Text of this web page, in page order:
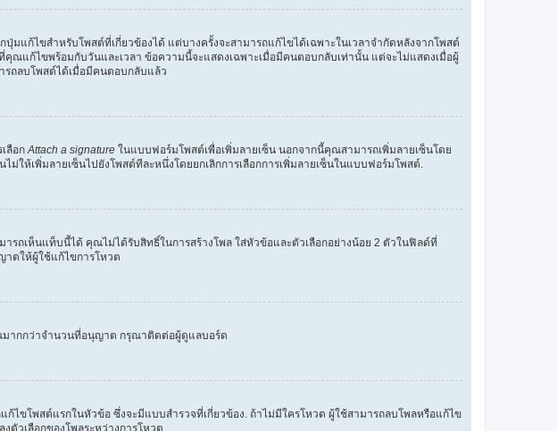
ก้ไขสำหรับโพสต์ที่เกี่ยวข้องได้ แต่บางครั้งจะสามารถแก้ไขได้เฉพาะในเวลาจำกัดหลังจากโพสต์
แก้ไขพร้อมกับวันและเวลา ข้อความนี้จะแสดงเฉพาะเมื่อมีคนตอบกลับเท่านั้น แต่จะไม่แสดงเมื่อผู้
รถลบโพสต์ได้เมื่อมีคนตอบกลับแล้ว
ลือก Attach a signature ในแบบฟอร์มโพสต์เพื่อเพิ่มลายเซ็น นอกจากนี้คุณสามารถเพิ่มลายเซ็นโดย
ห้เพิ่มลายเซ็นไปยังโพสต์ทีละหนึ่งโดยยกเลิกการเลือกการเพิ่มลายเซ็นในแบบฟอร์มโพสต์.
ถเห็นแท็บนี้ได้ คุณไม่ได้รับสิทธิ์ในการสร้างโพล ใส่หัวข้อและตัวเลือกอย่างน้อย 2 ตัวในฟิลด์ที่
าตให้ผู้ใช้แก้ไขการโหวต
มากกว่าจำนวนที่อนุญาต กรุณาติดต่อผู้ดูแลบอร์ด
ไขโพสต์แรกในหัวข้อ ซึ่งจะมีแบบสำรวจที่เกี่ยวข้อง. ถ้าไม่มีใครโหวต ผู้ใช้สามารถลบโพลหรือแก้ไข
วเลือกของโพลระหว่างการโหวต.